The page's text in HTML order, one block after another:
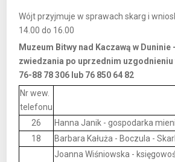
Wójt przyjmuje w sprawach skarg i
14.00 do 16.00
Muzeum Bitwy nad Kaczawą w
zwiedzania po uprzednim uzgodnieniu
76-88 78 306 lub 76 850 64 82
Nr wew.
telefonu
26
Hanna Janik - gospodarka
18
Barbara Kałuża - Boczula -
Joanna Wiśniowska -